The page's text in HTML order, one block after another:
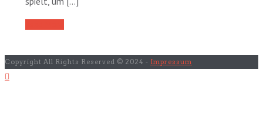
Copyright All Rights Reserved © 2024 - Impressum